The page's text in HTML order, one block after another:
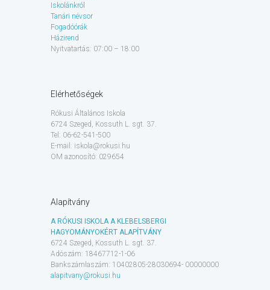
Iskolánkról
Tanári névsor
Fogadóórák
Házirend
Nyitvatartás: 07:00 – 18:00
Elérhetőségek
Rókusi Általános Iskola
6724 Szeged, Kossuth L. sgt. 37.
Tel: 06-62-541-500
E-mail: iskola@rokusi.hu
OM azonosító: 029654
Alapítvány
A RÓKUSI ISKOLA A KLEBELSBERGI
HAGYOMÁNYOKÉRT ALAPÍTVÁNY
6724 Szeged, Kossuth L. sgt. 37.
Adószám: 18467712-1-06
Bankszámlaszám: 10402805-28030694- 00000000
alapitvany@rokusi.hu